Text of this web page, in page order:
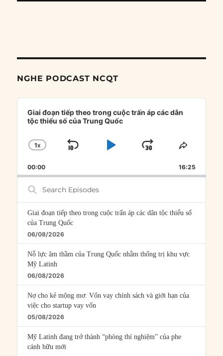
NGHE PODCAST NCQT
Audio
Player
Giai đoạn tiếp theo trong cuộc trấn áp các dân
tộc thiểu số của Trung Quốc
CHANGE
RATE
1X
SKIP
PLAYJUMP
FORWARD
SHARE
00:00 16:25
Search
Episodes
Giai đoạn tiếp theo trong cuộc trấn áp các dân tộc thiểu số
của Trung Quốc
06/08/2026
Nỗ lực âm thầm của Trung Quốc nhằm thống trị khu vực
Mỹ Latinh
06/08/2026
Nợ cho kẻ mộng mơ: Vốn vay chính sách và giới hạn của
việc cho startup vay vốn
05/08/2026
Mỹ Latinh đang trở thành “phòng thí nghiệm” của phe
cánh hữu mới